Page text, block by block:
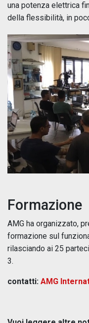
una potenza elettrica
della flessibilità, in
Formazione
AMG ha organizzato,
formazione sul
rilasciando ai 25
3.
contatti: AMG